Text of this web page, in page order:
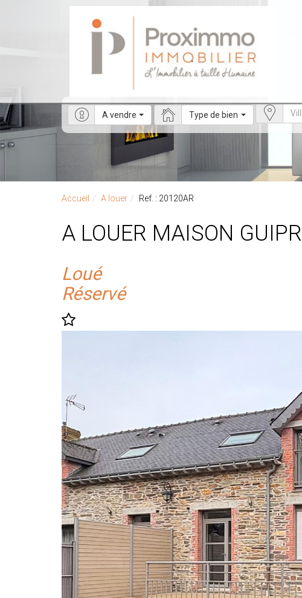
A vendre Type de bien
Accueil A louer Ref. : 20120AR
A LOUER MAISON
Loué
Réservé